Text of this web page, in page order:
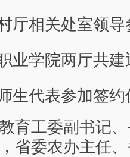
相关处室领导
代表参加签约
工委副书记、
省委农办主任